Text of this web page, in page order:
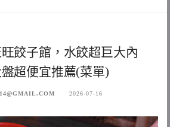
旺餃子館，水餃超巨大內
超便宜推薦(菜單)
2026-07-16